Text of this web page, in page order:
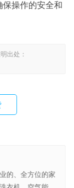
操作的安全和
出处：
的、全方位的家